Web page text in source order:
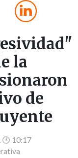
la
de
🕐 10:17